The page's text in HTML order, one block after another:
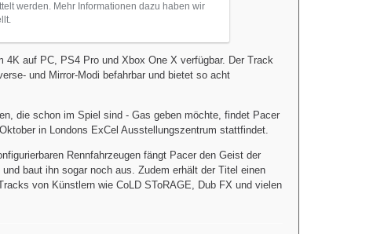
werden. Mehr Informationen dazu haben wir
4K auf PC, PS4 Pro und Xbox One X verfügbar. Der Track
und Mirror-Modi befahrbar und bietet so acht
die schon im Spiel sind - Gas geben möchte, findet Pacer
in Londons ExCel Ausstellungszentrum stattfindet.
Rennfahrzeugen fängt Pacer den Geist der
baut ihn sogar noch aus. Zudem erhält der Titel einen
von Künstlern wie CoLD SToRAGE, Dub FX und vielen